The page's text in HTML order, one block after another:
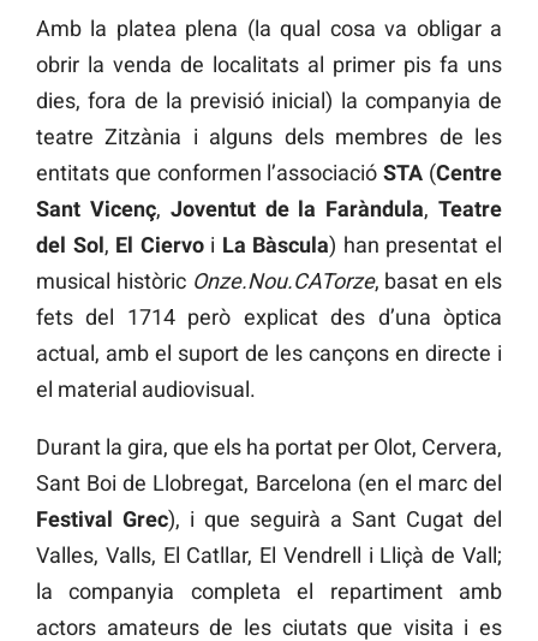
Amb la platea plena (la qual cosa va obligar a
obrir la venda de localitats al primer pis fa uns
dies, fora de la previsió inicial) la companyia de
teatre Zitzània i alguns dels membres de les
entitats que conformen l’associacióSTA (Centre
Sant Vicenç, Joventut de la Faràndula,Teatre
del Sol, El Ciervoi La Bàscula) han presentat el
musical històric Onze.Nou.CATorze, basat en els
fets del 1714 però explicat des d’una òptica
actual, amb el suport de les cançons en directe i
el material audiovisual.
Durant la gira, que els ha portat per Olot, Cervera,
Sant Boi de Llobregat, Barcelona (en el marc del
Festival Grec), i que seguirà a Sant Cugat del
Valles, Valls, El Catllar, El Vendrell i Lliçà de Vall;
la companyia completa el repartiment amb
actors amateurs de les ciutats que visita i es